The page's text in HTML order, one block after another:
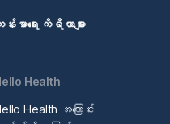
န်းမာရေး ကိရိယာများ
Health
Health အကြောင်း